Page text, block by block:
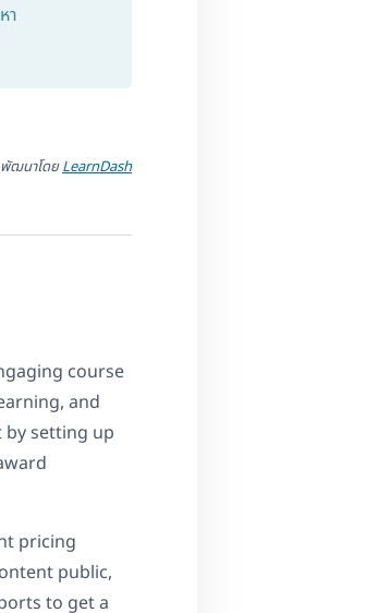
า
ฒนาโดยLearnDash
course
and
by setting up
pricing
public,
to get a